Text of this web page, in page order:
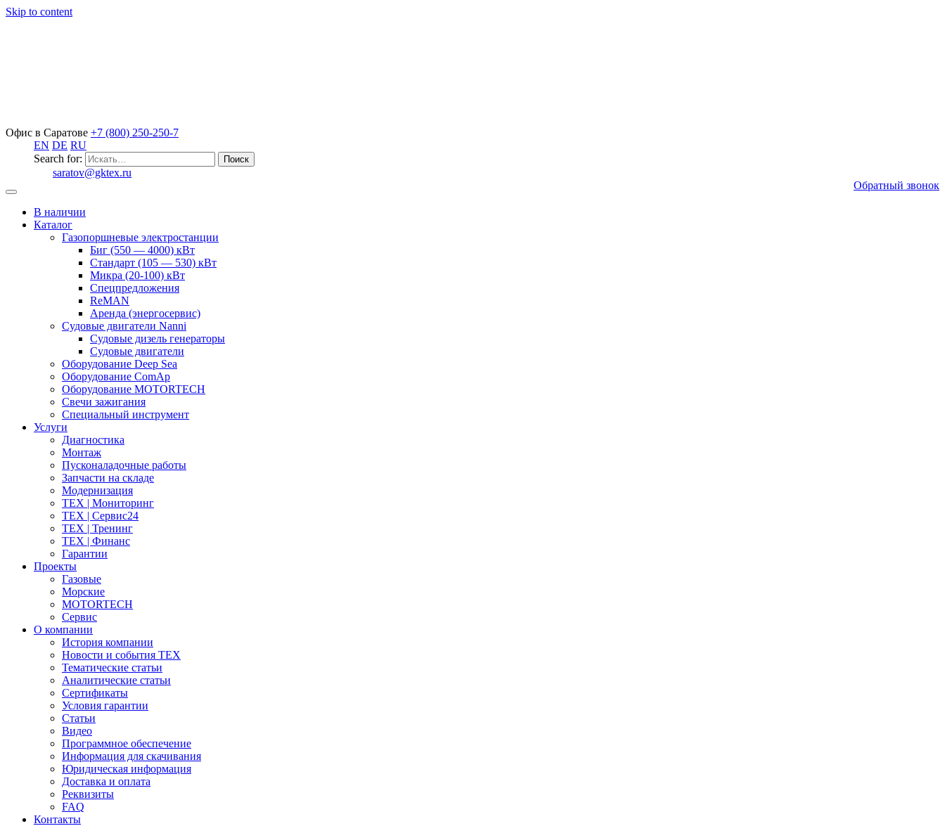
Skip to content
Офис в Саратове +7 (800) 250-250-7
EN DE RU
Search for:
saratov@gktex.ru
Обратный звонок
В наличии
Каталог
Газопоршневые электростанции
Биг (550 — 4000) кВт
Стандарт (105 — 530) кВт
Микра (20-100) кВт
Спецпредложения
ReMAN
Аренда (энергосервис)
Судовые двигатели Nanni
Судовые дизель генераторы
Судовые двигатели
Оборудование Deep Sea
Оборудование ComAp
Оборудование MOTORTECH
Свечи зажигания
Специальный инструмент
Услуги
Диагностика
Монтаж
Пусконаладочные работы
Запчасти на складе
Модернизация
ТЕХ | Мониторинг
ТЕХ | Сервис24
ТЕХ | Тренинг
ТЕХ | Финанс
Гарантии
Проекты
Газовые
Морские
MOTORTECH
Сервис
О компании
История компании
Новости и события ТЕХ
Тематические статьи
Аналитические статьи
Сертификаты
Условия гарантии
Статьи
Видео
Программное обеспечение
Информация для скачивания
Юридическая информация
Доставка и оплата
Реквизиты
FAQ
Контакты